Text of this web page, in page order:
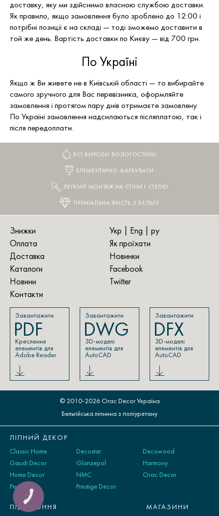
доставку, яку ми здійснимо власною службою доставки.
Як правило, якщо замовлення було зроблено до 12:00 і
потрібні позиції є на складі — тоді зможемо доставити в
той же день. Вартість доставки по Києву — від 700 грн.
По Україні
Якщо ж Ви живете не в Київській області — то вибирайте
самого зручного для Вас перевізника, оформляйте
замовлення і протягом пару днів отримаєте замовлену.
По Україні замовлення надсилаються післяплатою, так і
після передоплати.
ВСІ ВИРОБИ ВОЛОГОСТІЙКІ
ЕЛЕМЕНТАРНО ФАРБУВАТИ
ЛЕГКИЙ МОНТАЖ НА СТІНИ І СТЕЛЮ
ПРЕМІАЛЬНА ЯКІСТЬ З БЕЛЬГІЇ
Знижки
Оплата
Доставка
Каталоги
Новини
Контакти
Укр | Eng
ру
Як проїхати
Новинки
Facebook
Twitter
Завантажити
PDF
Креслення
елементів для
Adobe Reader
Завантажити
DWG
3D-моделі
елементів для
AutoCAD
Завантажити
DFX
3D-моделі
елементів для
AutoCAD
© 2010-2026 Orac Decor Україна
Бельгійська ліпнина з поліуретану
ЛІПНИЙ ДЕКОР
Classic Home Decostar
Decowood
Gaudi Decor
Glanzepol
Harmony
Home Decor
NMC
Orac Decor
Perimeter
Prestige Decor
ПІДВІКОННЯ МАГАЗИНИ
КНОПКА
ЗВ'ЯЗКУ